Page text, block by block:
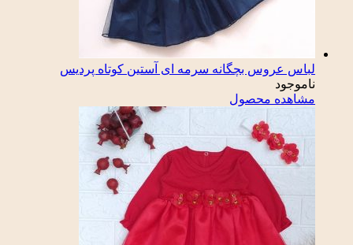
لباس عروس بچگانه سرمه ای آستین کوتاه پردیس
ناموجود
مشاهده محصول